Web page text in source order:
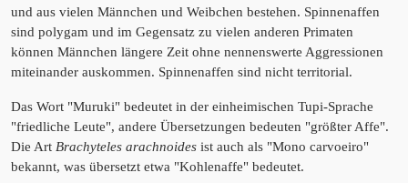
und aus vielen Männchen und Weibchen bestehen. Spinnenaffen
sind polygam und im Gegensatz zu vielen anderen Primaten
können Männchen längere Zeit ohne nennenswerte Aggressionen
miteinander auskommen. Spinnenaffen sind nicht territorial.
Das Wort "Muruki" bedeutet in der einheimischen Tupi-Sprache
"friedliche Leute", andere Übersetzungen bedeuten "größter Affe".
Die Art Brachyteles arachnoides ist auch als "Mono carvoeiro"
bekannt, was übersetzt etwa "Kohlenaffe" bedeutet.